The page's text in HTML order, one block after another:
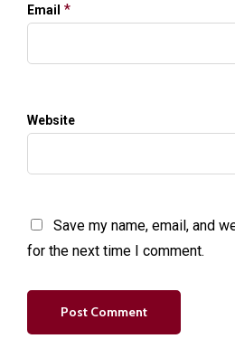
Email *
Website
Save my name, email, and
for the next time I comment.